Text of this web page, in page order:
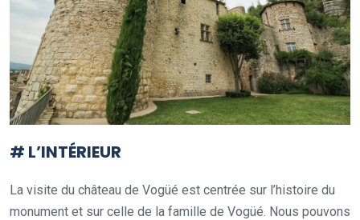
# L’INTÉRIEUR
La visite du château de Vogüé est centrée sur l’histoire du
monument et sur celle de la famille de Vogüé. Nous pouvons